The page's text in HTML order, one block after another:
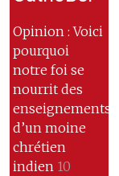
Opinion : Voici
pourquoi
notre foi se
nourrit des
enseignements
d’un moine
chrétien
indien 10